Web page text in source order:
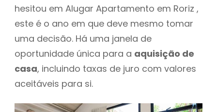
hesitou em Alugar Apartamento em Roriz ,
este é o ano em que deve mesmo tomar
uma decisão. Há uma janela de
oportunidade única para a aquisição de
casa, incluindo taxas de juro com valores
aceitáveis para si.